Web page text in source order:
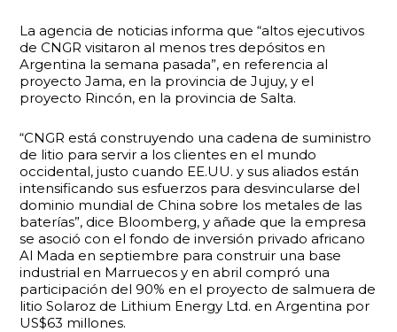
La agencia de noticias informa que “altos ejecutivos
de CNGR visitaron al menos tres depósitos en
Argentina la semana pasada”, en referencia al
proyecto Jama, en la provincia de Jujuy, y el
proyecto Rincón, en la provincia de Salta.
“CNGR está construyendo una cadena de suministro
de litio para servir a los clientes en el mundo
occidental, justo cuando EE.UU. y sus aliados están
intensificando sus esfuerzos para desvincularse del
dominio mundial de China sobre los metales de las
baterías”, dice Bloomberg, y añade que la empresa
se asoció con el fondo de inversión privado africano
Al Mada en septiembre para construir una base
industrial en Marruecos y en abril compró una
participación del 90% en el proyecto de salmuera de
litio Solaroz de Lithium Energy Ltd. en Argentina por
US$63 millones.